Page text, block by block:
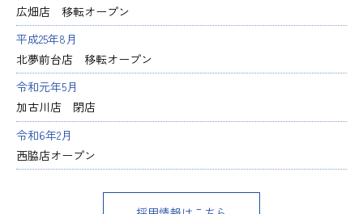
広畑店 移転オープン
平成25年8月
北夢前台店 移転オープン
令和元年5月
加古川店 閉店
令和6年2月
西脇店オープン